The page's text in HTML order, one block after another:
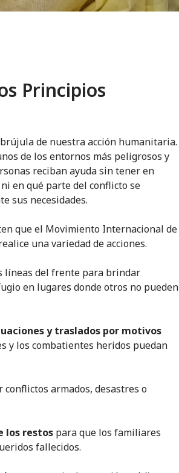
Principios
de nuestra acción humanitaria.
de los entornos más peligrosos y
reciban ayuda sin tener en
en qué parte del conflicto se
sus necesidades.
que el Movimiento Internacional de
una variedad de acciones.
líneas del frente para brindar
en lugares donde otros no pueden
y traslados por motivos
y los combatientes heridos puedan
conflictos armados, desastres o
los restos para que los familiares
fallecidos.